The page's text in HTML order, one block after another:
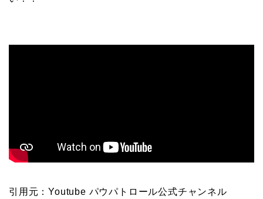
引用元：Youtube パウパトロール公式チャンネル